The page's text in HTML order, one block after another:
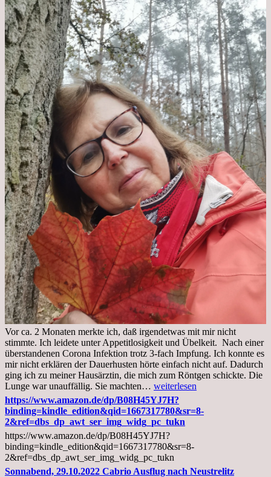
Vor ca. 2 Monaten merkte ich, daß irgendetwas mit mir nicht
stimmte. Ich leidete unter Appetitlosigkeit und Übelkeit. Nach einer
überstandenen Corona Infektion trotz 3-fach Impfung. Ich konnte es
mir nicht erklären der Dauerhusten hörte einfach nicht auf. Dadurch
ging ich zu meiner Hausärztin, die mich zum Röntgen schickte. Die
Lunge war unauffällig. Sie machten… Mittwoch,
02.11.2022,
Arztgespräch
und
Diagnose
Lebermetastasen
weiterlesen
https://www.amazon.de/dp/B08H45YJ7H?
binding=kindle_edition&qid=1667317780&sr=8-
2&ref=dbs_dp_awt_ser_img_widg_pc_tukn
https://www.amazon.de/dp/B08H45YJ7H?
binding=kindle_edition&qid=1667317780&sr=8-
2&ref=dbs_dp_awt_ser_img_widg_pc_tukn
Sonnabend, 29.10.2022 Cabrio Ausflug nach Neustrelitz